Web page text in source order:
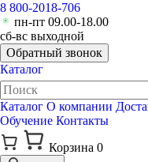
8 800-2018-706
пн-пт 09.00-18.00
сб-вс выходной
Обратный звонок
Каталог
Каталог О компании
Обучение Контакты
Корзина 0